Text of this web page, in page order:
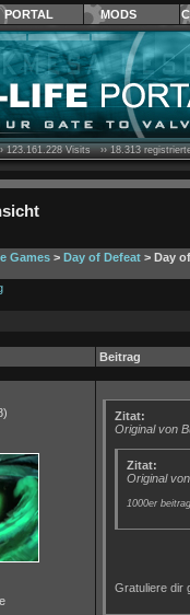
PORTAL MODS
123.161.228Visits ››18.313
Games > Day of Defeat > Day
Beitrag
Zitat:
Original von
Zitat:
Original
1000er
Gratuliere dir